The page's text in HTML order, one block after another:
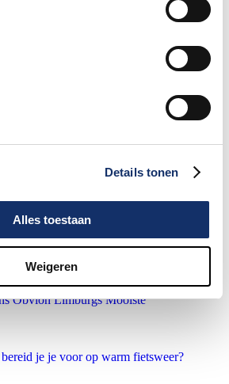
Details tonen
Alles toestaan
Weigeren
is er weer bij om jouw mooiste
liefst €88.049,- opgehaald voor het
damestoiletten van Fons Bikes
Obvion Limburgs Mooiste
je je voor op warm fietsweer?